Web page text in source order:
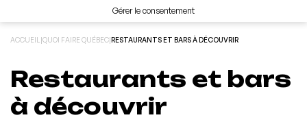
Gérer le consentement
ACCUEIL |QUOI FAIRE QUÉBEC|RESTAURANTS ET BARS À DÉCOUVRIR
Restaurants et bars
à découvrir